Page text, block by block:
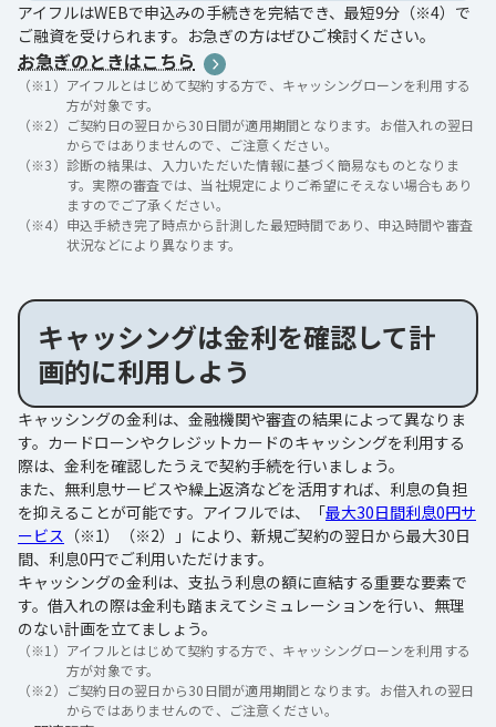
アイフルはWEBで申込みの手続きを完結でき、最短9分（※4）で
ご融資を受けられます。お急ぎの方はぜひご検討ください。
お急ぎのときはこちら
（※1） アイフルとはじめて契約する方で、キャッシングローンを利用する
方が対象です。
（※2） ご契約日の翌日から30日間が適用期間となります。お借入れの翌日
からではありませんので、ご注意ください。
（※3） 診断の結果は、入力いただいた情報に基づく簡易なものとなりま
す。実際の審査では、当社規定によりご希望にそえない場合もあり
ますのでご了承ください。
（※4） 申込手続き完了時点から計測した最短時間であり、申込時間や審査
状況などにより異なります。
キャッシングは金利を確認して計
画的に利用しよう
キャッシングの金利は、金融機関や審査の結果によって異なりま
す。カードローンやクレジットカードのキャッシングを利用する
際は、金利を確認したうえで契約手続を行いましょう。
また、無利息サービスや繰上返済などを活用すれば、利息の負担
を抑えることが可能です。アイフルでは、「最大30日間利息0円サ
ービス （※1）（※2）」により、新規ご契約の翌日から最大30日
間、利息0円でご利用いただけます。
キャッシングの金利は、支払う利息の額に直結する重要な要素で
す。借入れの際は金利も踏まえてシミュレーションを行い、無理
のない計画を立てましょう。
（※1） アイフルとはじめて契約する方で、キャッシングローンを利用する
方が対象です。
（※2） ご契約日の翌日から30日間が適用期間となります。お借入れの翌日
からではありませんので、ご注意ください。